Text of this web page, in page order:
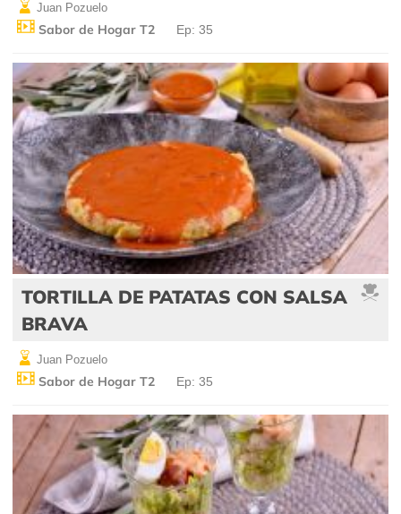
Juan Pozuelo
Sabor de Hogar T2 Ep: 35
TORTILLA DE PATATAS CON SALSA
BRAVA
Juan Pozuelo
Sabor de Hogar T2 Ep: 35